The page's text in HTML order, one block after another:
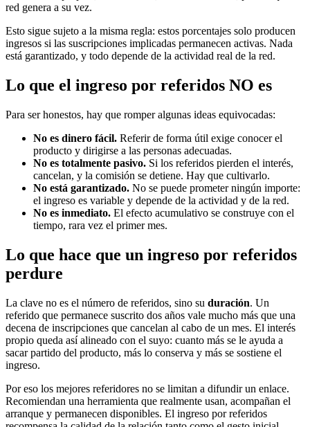
red genera a su vez.
Esto sigue sujeto a la misma regla: estos porcentajes solo producen
ingresos si las suscripciones implicadas permanecen activas. Nada
está garantizado, y todo depende de la actividad real de la red.
Lo que el ingreso por referidos NO es
Para ser honestos, hay que romper algunas ideas equivocadas:
No es dinero fácil. Referir de forma útil exige conocer el
producto y dirigirse a las personas adecuadas.
No es totalmente pasivo. Si los referidos pierden el interés,
cancelan, y la comisión se detiene. Hay que cultivarlo.
No está garantizado. No se puede prometer ningún importe:
el ingreso es variable y depende de la actividad y de la red.
No es inmediato. El efecto acumulativo se construye con el
tiempo, rara vez el primer mes.
Lo que hace que un ingreso por referidos
perdure
La clave no es el número de referidos, sino su duración. Un
referido que permanece suscrito dos años vale mucho más que una
decena de inscripciones que cancelan al cabo de un mes. El interés
propio queda así alineado con el suyo: cuanto más se le ayuda a
sacar partido del producto, más lo conserva y más se sostiene el
ingreso.
Por eso los mejores referidores no se limitan a difundir un enlace.
Recomiendan una herramienta que realmente usan, acompañan el
arranque y permanecen disponibles. El ingreso por referidos